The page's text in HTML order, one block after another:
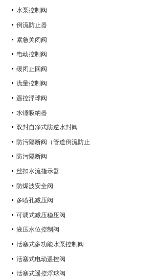
水泵控制阀
倒流防止器
紧急关闭阀
电动控制阀
缓闭止回阀
流量控制阀
遥控浮球阀
水锤吸纳器
双封自净式防逆水封阀
防污隔断阀（管道倒流防止
防污隔断阀
丝扣水流指示器
防爆波安全阀
多喷孔减压阀
可调式减压稳压阀
液压水位控制阀
活塞式多功能水泵控制阀
活塞式电动遥控阀
活塞式遥控浮球阀